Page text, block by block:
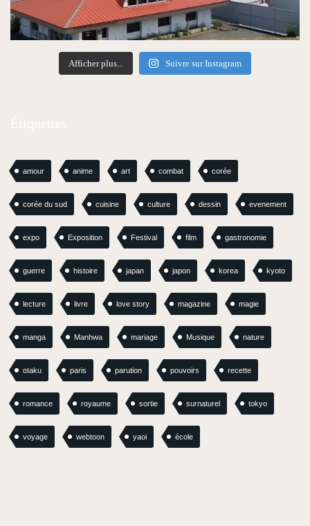
Afficher plus... Suivre sur Instagram
amour anime art combat corée
corée du sud cuisine culture dessin evenement
expo Exposition Festival film gastronomie
guerre histoire japan japon korea kyoto
lecture livre love story magazine magie
manga Manhwa mariage Musique nature
otaku paris parution pouvoirs recette
romance royaume sortie surnaturel tokyo
voyage webtoon yaoi école